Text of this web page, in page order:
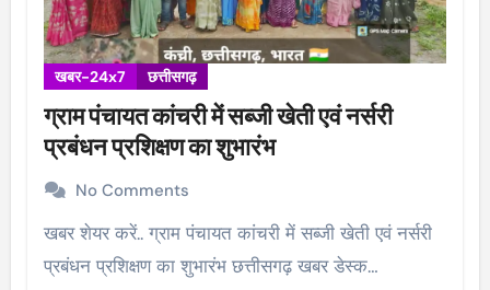
खबर-24x7 छत्तीसगढ़
ग्राम पंचायत कांचरी में सब्जी खेती एवं नर्सरी
प्रबंधन प्रशिक्षण का शुभारंभ
No Comments
खबर शेयर करें.. ग्राम पंचायत कांचरी में सब्जी खेती एवं नर्सरी
प्रबंधन प्रशिक्षण का शुभारंभ छत्तीसगढ़ खबर डेस्क…